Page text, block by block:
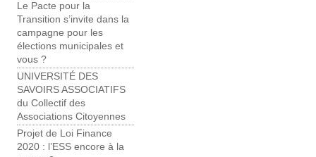
Le Pacte pour la
Transition s’invite dans la
campagne pour les
élections municipales et
vous ?
UNIVERSITÉ DES
SAVOIRS ASSOCIATIFS
du Collectif des
Associations Citoyennes
Projet de Loi Finance
2020 : l’ESS encore à la